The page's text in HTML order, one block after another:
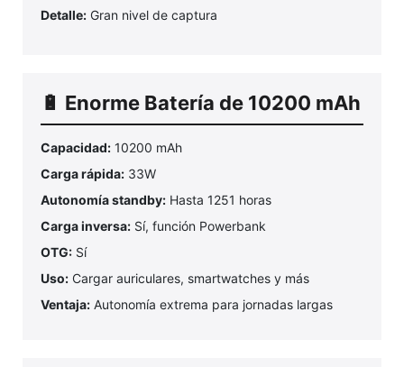
Detalle: Gran nivel de captura
🔋 Enorme Batería de 10200 mAh
Capacidad: 10200 mAh
Carga rápida: 33W
Autonomía standby: Hasta 1251 horas
Carga inversa: Sí, función Powerbank
OTG: Sí
Uso: Cargar auriculares, smartwatches y más
Ventaja: Autonomía extrema para jornadas largas